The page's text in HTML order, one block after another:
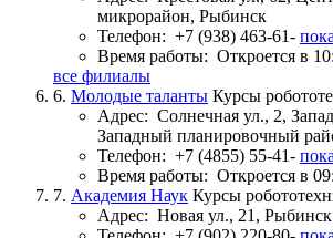
микрорайон, Рыбинск
Телефон: +7 (938) 463-61-
Время работы: Откроется в
все филиалы
6. Молодые таланты Курсы
Адрес: Солнечная ул., 2,
Западный планировочный
Телефон: +7 (4855) 55-41-
Время работы: Откроется в
7. Академия Наук Курсы
Адрес: Новая ул., 21, Рыбинск